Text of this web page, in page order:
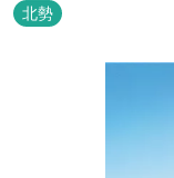
北勢